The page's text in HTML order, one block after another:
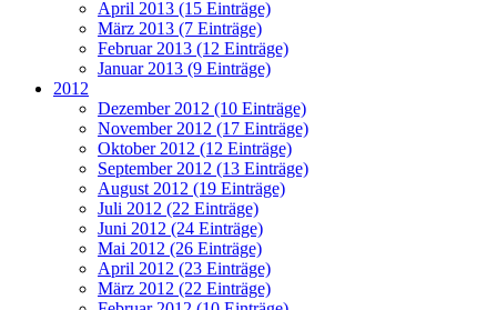
April 2013 (15 Einträge)
März 2013 (7 Einträge)
Februar 2013 (12 Einträge)
Januar 2013 (9 Einträge)
2012
Dezember 2012 (10 Einträge)
November 2012 (17 Einträge)
Oktober 2012 (12 Einträge)
September 2012 (13 Einträge)
August 2012 (19 Einträge)
Juli 2012 (22 Einträge)
Juni 2012 (24 Einträge)
Mai 2012 (26 Einträge)
April 2012 (23 Einträge)
März 2012 (22 Einträge)